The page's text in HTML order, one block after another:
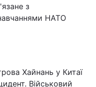
з
НАТО
Хайнань у Китаї
Військовий